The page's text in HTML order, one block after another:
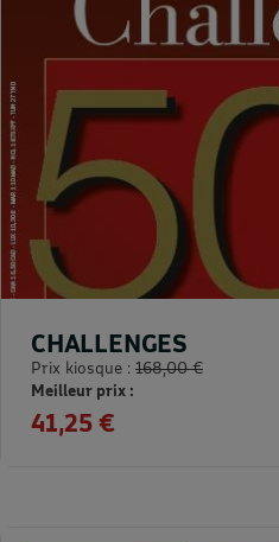
CHALLENGES
Prix kiosque : 168,00 €
Meilleur prix :
41,25 €